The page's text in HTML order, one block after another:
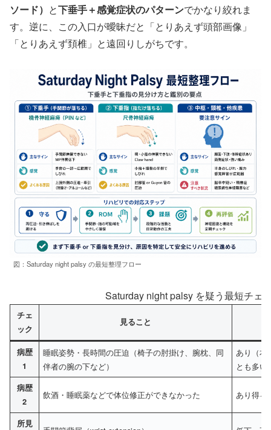
ソード） と下垂手＋感覚症状のパターンでかなり絞れま
す。逆に、この入口が曖昧だと「とりあえず頭部画像」
「とりあえず頚椎」と遠回りしがちです。
図：Saturday night palsy の最短整理フロー
Saturday night palsy を疑う最短チェ
チェ
ック
見ること
病歴
1
睡眠姿勢・長時間の圧迫（椅子の肘掛け、腕枕、同
伴者の腕の下など）
あり（本
とも多い
病歴
2
飲酒・睡眠薬などで体位修正ができなかった あり得る
所見